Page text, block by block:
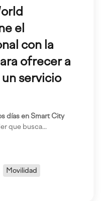
el
con la
ofrecer a
servicio
días en Smart City
que busca...
Movilidad